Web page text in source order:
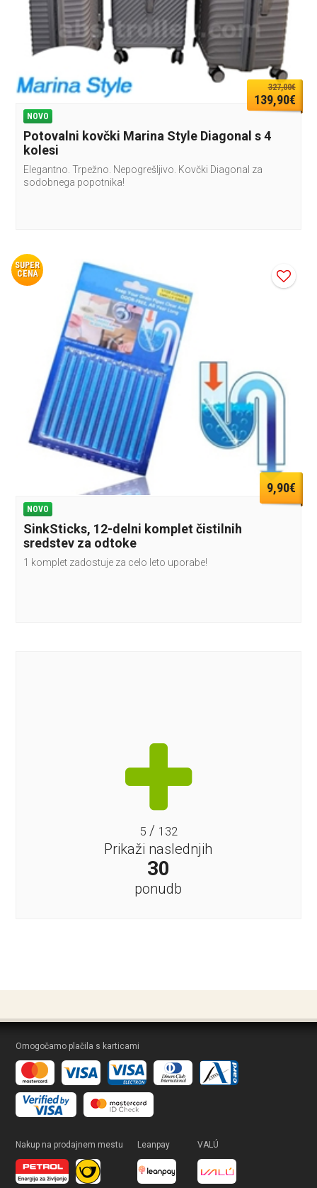
327,00€
139,90€
NOVO
Potovalni kovčki Marina Style Diagonal s 4
kolesi
Elegantno. Trpežno. Nepogrešljivo. Kovčki Diagonal za
sodobnega popotnika!
SUPER
CENA
9,90€
NOVO
SinkSticks, 12-delni komplet čistilnih
sredstev za odtoke
1 komplet zadostuje za celo leto uporabe!
5/ 132
Prikaži naslednjih
30
ponudb
Omogočamo plačila s karticami
Nakup na prodajnem mestu Leanpay VALÚ